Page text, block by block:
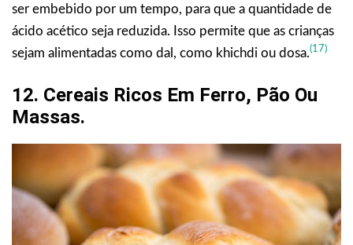
ser embebido por um tempo, para que a quantidade de
ácido acético seja reduzida. Isso permite que as crianças
sejam alimentadas como dal, como khichdi ou dosa.(17)
12. Cereais Ricos Em Ferro, Pão Ou
Massas.